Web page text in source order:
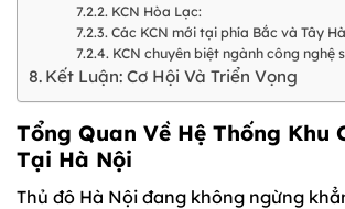
KCN Hòa Lạc:
Các KCN mới tại phía Bắc và Tây
KCN chuyên biệt ngành công nghệ
Kết Luận: Cơ Hội Và Triển Vọng
Tổng Quan Về Hệ Thống Khu
Tại Hà Nội
Thủ đô Hà Nội đang không ngừng